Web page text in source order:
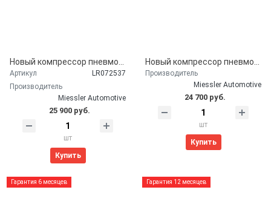
Артикул
LR072537
Производитель
Miessler Automotive
25 900 руб.
шт
Купить
Производитель
Miessler Automotive
24 700 руб.
шт
Купить
Гарантия 6 месяцев Гарантия 12 месяцев